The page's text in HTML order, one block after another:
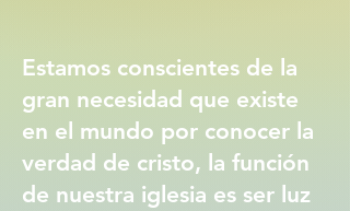
Estamos conscientes de la
gran necesidad que existe
en el mundo por conocer la
verdad de cristo, la función
de nuestra iglesia es ser luz